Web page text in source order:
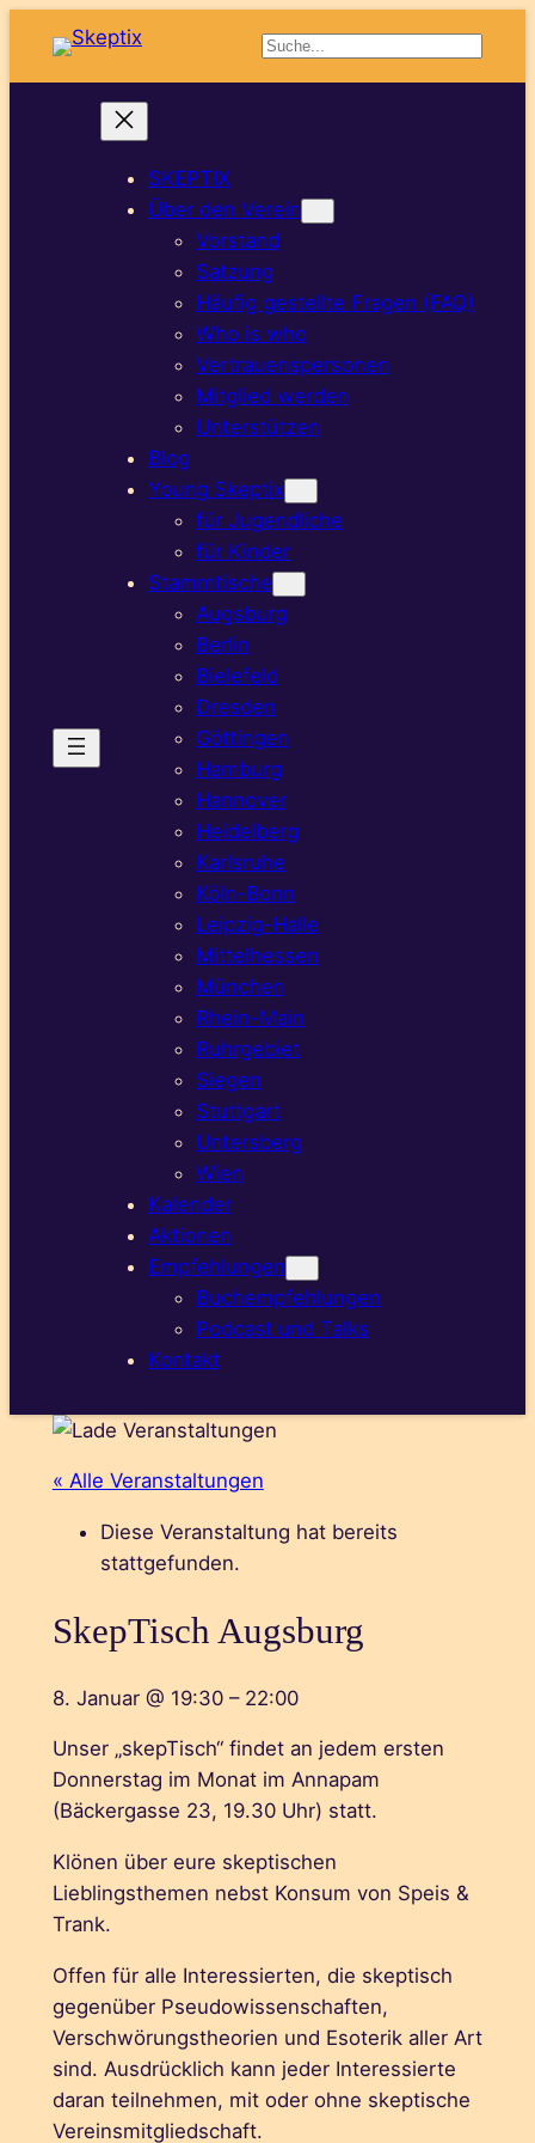
Suchen
SKEPTIX
Über den Verein
Vorstand
Satzung
Häufig gestellte Fragen (FAQ)
Who is who
Vertrauenspersonen
Mitglied werden
Unterstützen
Blog
Young Skeptix
für Jugendliche
für Kinder
Stammtische
Augsburg
Berlin
Bielefeld
Dresden
Göttingen
Hamburg
Hannover
Heidelberg
Karlsruhe
Köln-Bonn
Leipzig-Halle
Mittelhessen
München
Rhein-Main
Ruhrgebiet
Siegen
Stuttgart
Untersberg
Wien
Kalender
Aktionen
Empfehlungen
Buchempfehlungen
Podcast und Talks
Kontakt
« Alle Veranstaltungen
Diese Veranstaltung hat bereits
stattgefunden.
SkepTisch Augsburg
8. Januar @ 19:30 – 22:00
Unser „skepTisch“ findet an jedem ersten
Donnerstag im Monat im Annapam
(Bäckergasse 23, 19.30 Uhr) statt.
Klönen über eure skeptischen
Lieblingsthemen nebst Konsum von Speis &
Trank.
Offen für alle Interessierten, die skeptisch
gegenüber Pseudowissenschaften,
Verschwörungstheorien und Esoterik aller Art
sind. Ausdrücklich kann jeder Interessierte
daran teilnehmen, mit oder ohne skeptische
Vereinsmitgliedschaft.